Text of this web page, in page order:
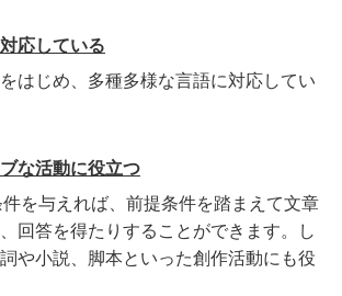
応している
はじめ、多種多様な言語に対応してい
な活動に役立つ
を与えれば、前提条件を踏まえて文章
回答を得たりすることができます。し
や小説、脚本といった創作活動にも役